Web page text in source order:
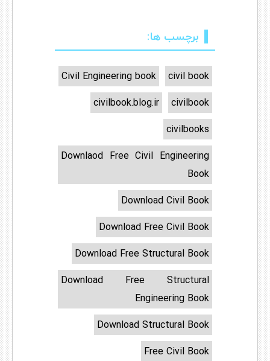
برچسب ها:
civil book
Civil Engineering book
civilbook
civilbook.blog.ir
civilbooks
Downlaod Free Civil Engineering
Book
Download Civil Book
Download Free Civil Book
Download Free Structural Book
Download Free Structural
Engineering Book
Download Structural Book
Free Civil Book